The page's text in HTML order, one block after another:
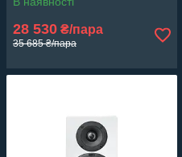
28 530 ₴/пара
35 685 ₴/пара